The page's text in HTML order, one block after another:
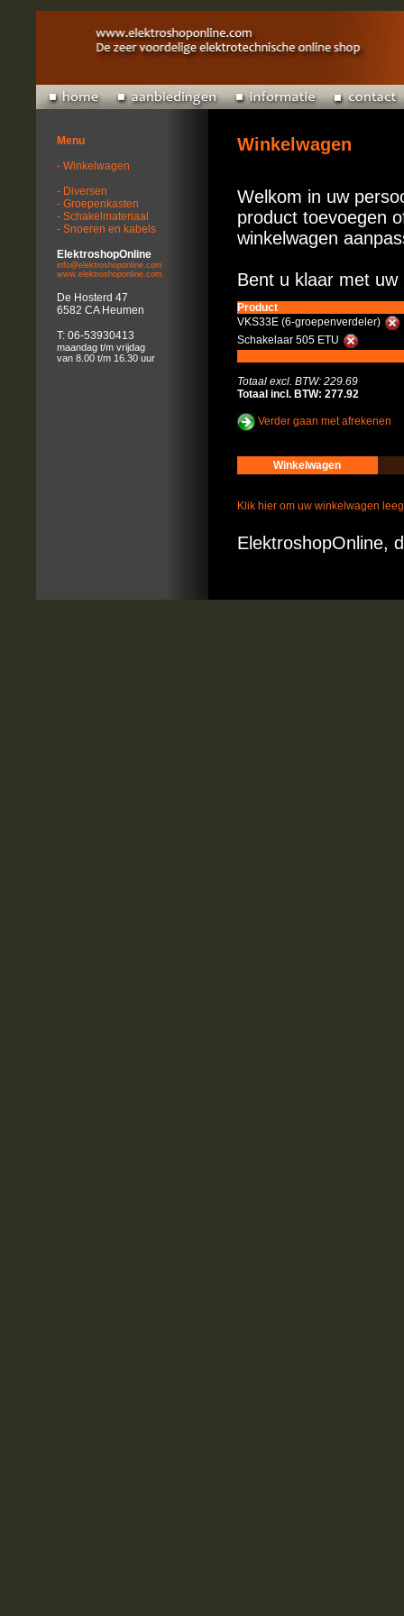
Menu
- Winkelwagen
- Diversen
- Groepenkasten
- Schakelmateriaal
- Snoeren en kabels
ElektroshopOnline
info@elektroshoponline.com
www.elektroshoponline.com
De Hosterd 47
6582 CA Heumen
T: 06-53930413
maandag t/m vrijdag
van 8.00 t/m 16.30 uur
Winkelwagen
Welkom in uw
product toevoegen
winkelwagen
Bent u klaar met
Product
VKS33E (6-groepenverdeler)
Schakelaar 505 ETU
Totaal excl. BTW: 229.69
Totaal incl. BTW: 277.92
Verder gaan met afrekenen
Winkelwagen
Klik hier om uw winkelwagen
ElektroshopOnline,